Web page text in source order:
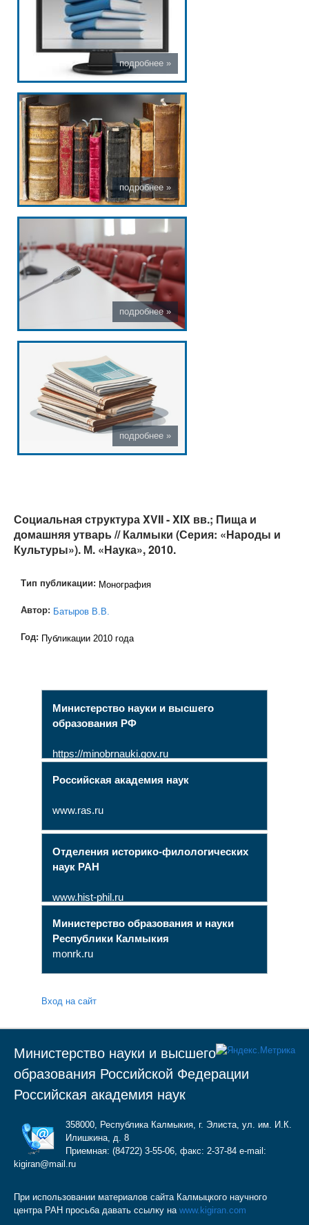
Социальная структура XVII - XIX вв.; Пища и
домашняя утварь // Калмыки (Серия: «Народы и
Культуры»). М. «Наука», 2010.
Тип публикации: Монография
Автор: Батыров В.В.
Год: Публикации 2010 года
Министерство науки и высшего
образования РФ
https://minobrnauki.gov.ru
Российская академия наук
www.ras.ru
Отделения историко-филологических
наук РАН
www.hist-phil.ru
Министерство образования и науки
Республики Калмыкия
monrk.ru
Вход на сайт
Министерство науки и высшего
образования Российской Федерации
Российская академия наук
358000, Республика Калмыкия, г. Элиста, ул. им. И.К.
Илишкина, д. 8
Приемная: (84722) 3-55-06, факс: 2-37-84 e-mail:
kigiran@mail.ru
При использовании материалов сайта Калмыцкого научного
центра РАН просьба давать ссылку на www.kigiran.com